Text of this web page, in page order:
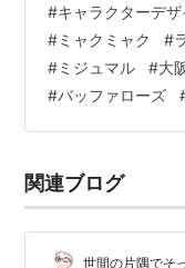
車両に導入したよ
に出さず、赤・青
ージを出していま
#キャラクターデザ
#ミャクミャク #
#ミジュマル #大
#バッファローズ
関連ブログ
世間の片隅でそ